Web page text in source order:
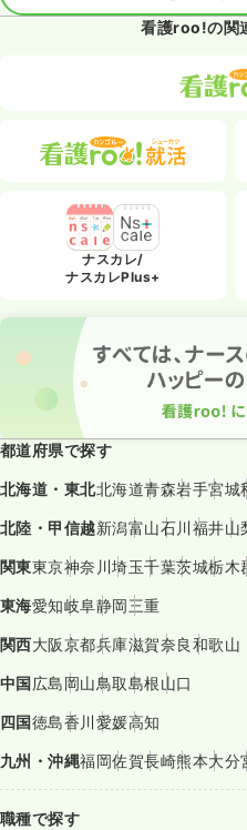
看護roo!の関
ナスカレ/
ナスカレPlus+
都道府県で探す
北海道・東北北海道青森岩手宮城
北陸・甲信越新潟富山石川福井山
関東東京神奈川埼玉千葉茨城栃木
東海愛知岐阜静岡三重
関西大阪京都兵庫滋賀奈良和歌山
中国広島岡山鳥取島根山口
四国徳島香川愛媛高知
九州・沖縄福岡佐賀長崎熊本大分
職種で探す